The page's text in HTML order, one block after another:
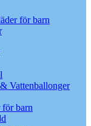
för barn
Vattenballonger
barn